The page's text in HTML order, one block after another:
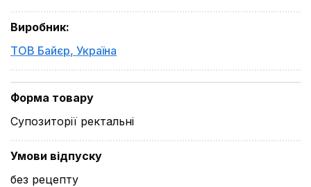
Виробник:
ТОВ Байєр, Україна
Форма товару
Супозиторії ректальні
Умови відпуску
без рецепту